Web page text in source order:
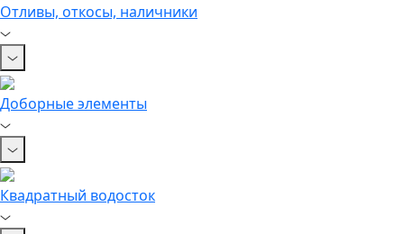
Отливы, откосы, наличники
Доборные элементы
Квадратный водосток